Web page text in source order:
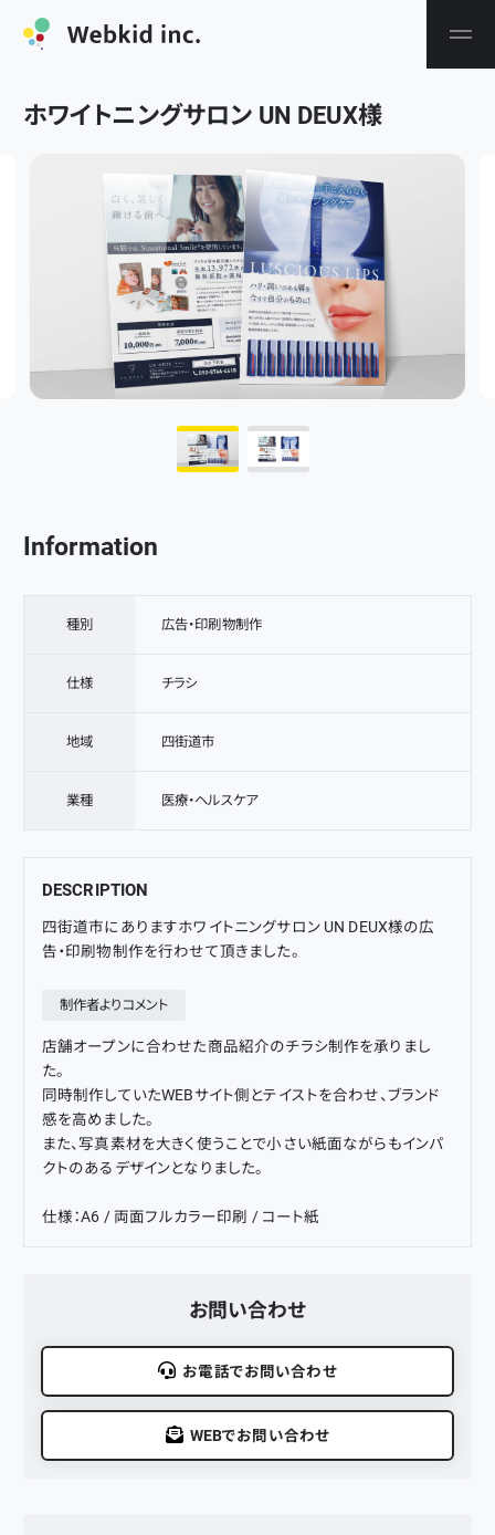
ホワイトニングサロン UN DEUX様
Information
種別 広告・印刷物制作
仕様 チラシ
地域 四街道市
業種 医療・ヘルスケア
DESCRIPTION
四街道市にありますホワイトニングサロン UN DEUX様の広
告・印刷物制作を行わせて頂きました。
制作者よりコメント
店舗オープンに合わせた商品紹介のチラシ制作を承りまし
た。
同時制作していたWEBサイト側とテイストを合わせ、ブランド
感を高めました。
また、写真素材を大きく使うことで小さい紙面ながらもインパ
クトのあるデザインとなりました。
仕様：A6 / 両面フルカラー印刷 / コート紙
お問い合わせ
お電話でお問い合わせ
WEBでお問い合わせ